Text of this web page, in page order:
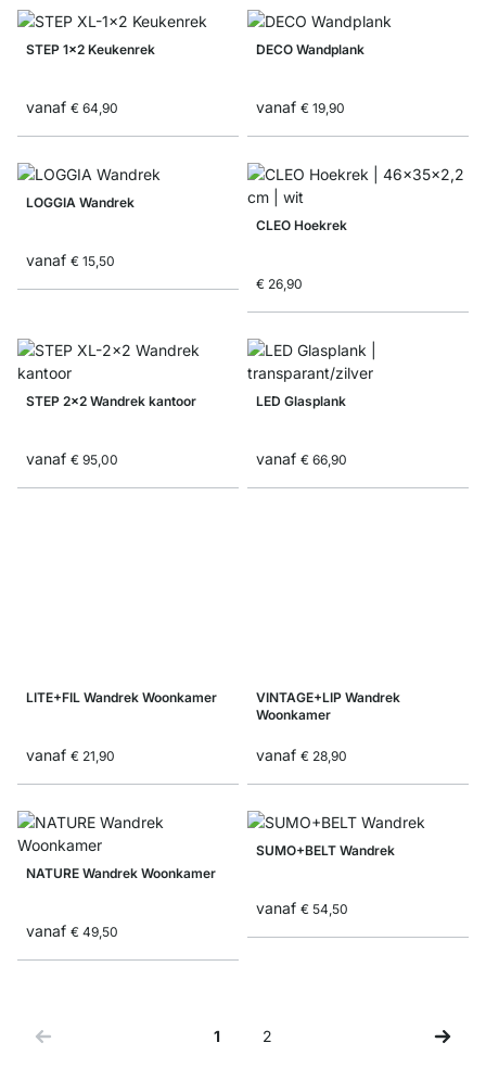
STEP 1x2 Keukenrek
vanaf € 64,90
DECO Wandplank
vanaf € 19,90
LOGGIA Wandrek
vanaf € 15,50
CLEO Hoekrek
€ 26,90
STEP 2x2 Wandrek kantoor
vanaf € 95,00
LED Glasplank
vanaf € 66,90
LITE+FIL Wandrek Woonkamer
vanaf € 21,90
VINTAGE+LIP Wandrek
Woonkamer
vanaf € 28,90
NATURE Wandrek Woonkamer
vanaf € 49,50
SUMO+BELT Wandrek
vanaf € 54,50
Je leest momenteel pagina
1
Zijde
2